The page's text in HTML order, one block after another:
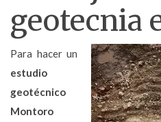
geotecnia
Para hacer un
estudio
geotécnico
Montoro